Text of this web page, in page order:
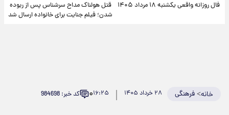
فال روزانه واقعی یکشنبه ۱۸ مرداد ۱۴۰۵
قتل هولناک مداح سرشناس پس از ربوده
شدن؛ فیلم جنایت برای خانواده ارسال شد
خانه>فرهنگی ۲۸ خرداد ۱۴۰۵ ۱۶:۲۵۰ کد خبر: 984698